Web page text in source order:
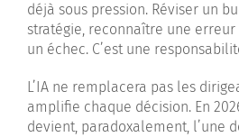
déjà sous pression. Réviser un
stratégie, reconnaître une erreur
un échec. C’est une
L’IA ne remplacera pas les
amplifie chaque décision. En
devient, paradoxalement, l’une